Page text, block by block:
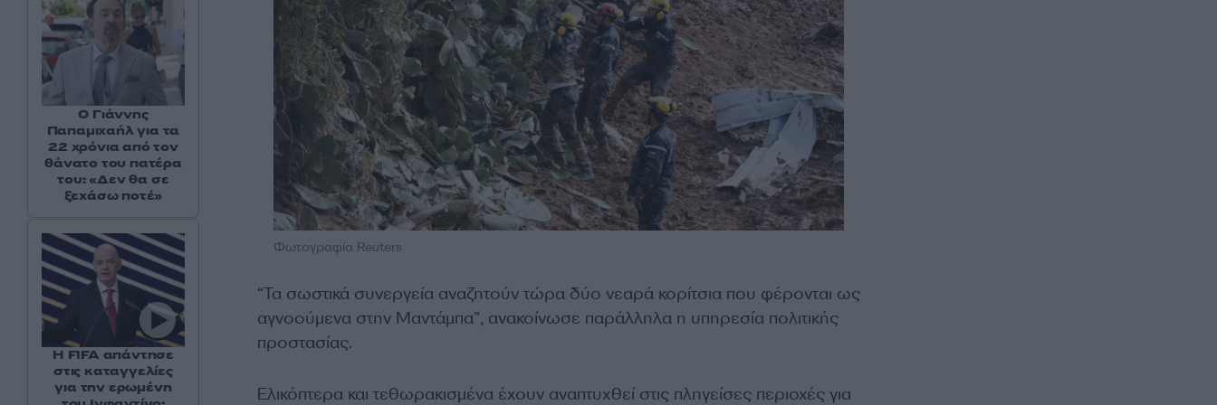
Φωτογραφία Reuters
“Τα σωστικά συνεργεία αναζητούν τώρα δύο νεαρά κορίτσια που φέρονται ως
αγνοούμενα στην Μαντάμπα”, ανακοίνωσε παράλληλα η υπηρεσία πολιτικής
προστασίας.
Ελικόπτερα και τεθωρακισμένα έχουν αναπτυχθεί στις πληγείσες περιοχές για
Ο Γιάννης
Παπαμιχαήλ για τα
22 χρόνια από τον
θάνατο του πατέρα
του: «Δεν θα σε
ξεχάσω ποτέ»
Η FIFA απάντησε
στις καταγγελίες
για την ερωμένη